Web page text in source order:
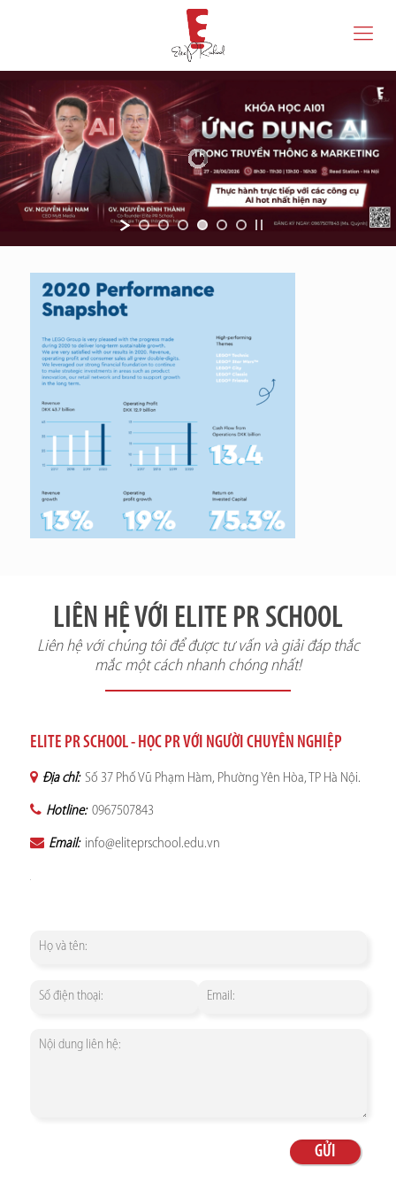
LIÊN HỆ VỚI ELITE PR SCHOOL
Liên hệ với chúng tôi để được tư vấn và giải đáp thắc
mắc một cách nhanh chóng nhất!
ELITE PR SCHOOL - HỌC PR VỚI NGƯỜI CHUYÊN NGHIỆP
Địa chỉ: Số 37 Phố Vũ Phạm Hàm, Phường Yên Hòa, TP Hà Nội.
Hotline: 0967507843
Email: info@eliteprschool.edu.vn